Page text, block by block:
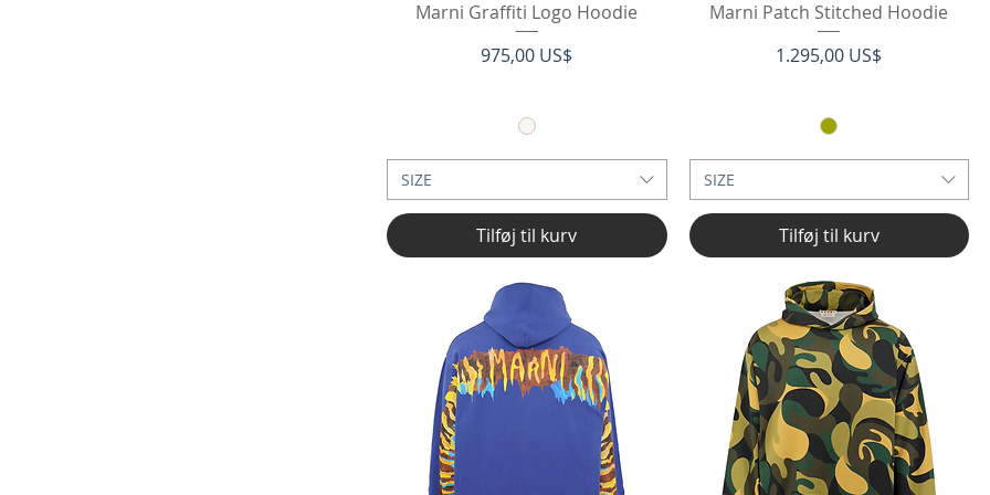
Hurtigvisning
Marni Graffiti Logo Hoodie
Pris
975,00 US$
SIZE
Tilføj til kurv
Hurtigvisning
Marni Patch Stitched Hoodie
Pris
1.295,00 US$
SIZE
Tilføj til kurv